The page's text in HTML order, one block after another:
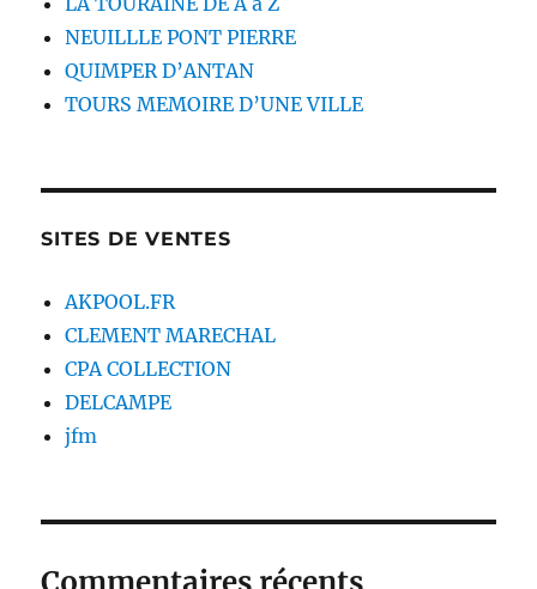
NEUILLLE PONT PIERRE
QUIMPER D’ANTAN
TOURS MEMOIRE D’UNE VILLE
SITES DE VENTES
AKPOOL.FR
CLEMENT MARECHAL
CPA COLLECTION
DELCAMPE
jfm